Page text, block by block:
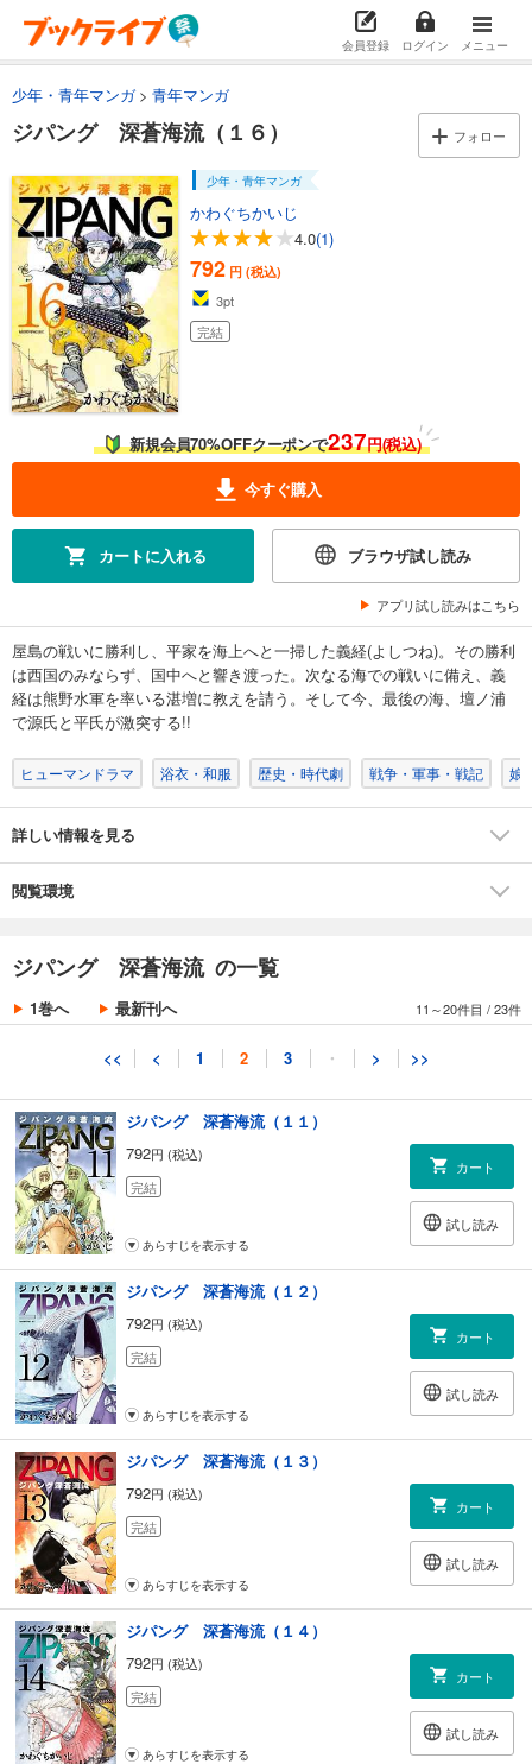
会員登録 ログイン メニュー
少年・青年マンガ 青年マンガ
ジパング 深蒼海流（１６） フォロー
少年・青年マンガ
かわぐちかいじ
4.0(1)
792 円 (税込)
3pt
完結
新規会員70%OFFクーポンで237円(税込)
今すぐ購入
カートに入れる ブラウザ試し読み
アプリ試し読みはこちら
屋島の戦いに勝利し、平家を海上へと一掃した義経(よしつね)。その勝利
は西国のみならず、国中へと響き渡った。次なる海での戦いに備え、義
経は熊野水軍を率いる湛増に教えを請う。そして今、最後の海、壇ノ浦
で源氏と平氏が激突する!!
ヒューマンドラマ 浴衣・和服 歴史・時代劇 戦争・軍事・戦記 娘
詳しい情報を見る
閲覧環境
ジパング 深蒼海流 の一覧
1巻へ 最新刊へ 11～20件目 /23件
<< < 1 2 3 ・ > >>
試し読み
ジパング 深蒼海流（５）
792円 (税込)
カート
あらすじを表示する
ジパング 深蒼海流（６）
792円 (税込)
完結
あらすじを表示する
ジパング 深蒼海流（７）
試し読み
あらすじを表示する
792
円 (税込)
完結
カート
あらすじを表示する
ジパング 深蒼海流（９）
792円 (税込)
完結
カート
試し読み
ジパング 深蒼海流（１０）
792円 (税込)
完結
ジパング 深蒼海流（１１）
792円 (税込)
完結
カート
試し読み
あらすじを表示する
ジパング 深蒼海流（１２）
792円 (税込)
完結
カート
試し読み
あらすじを表示する
ジパング 深蒼海流（１３）
792円 (税込)
完結
カート
試し読み
あらすじを表示する
ジパング 深蒼海流（１４）
792円 (税込)
完結
カート
試し読み
あらすじを表示する